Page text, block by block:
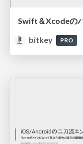
bitkey
PRO